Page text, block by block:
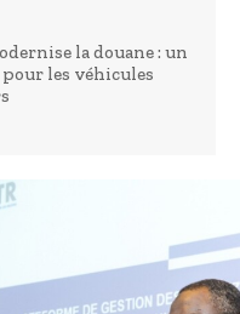
la douane : un
les véhicules